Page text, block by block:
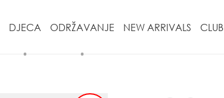
DJECA ODRŽAVANJE NEW ARRIVALS CLUB